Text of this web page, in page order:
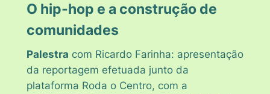
O hip-hop e a construção de
comunidades
Palestra com Ricardo Farinha: apresentação
da reportagem efetuada junto da
plataforma Roda o Centro, com a